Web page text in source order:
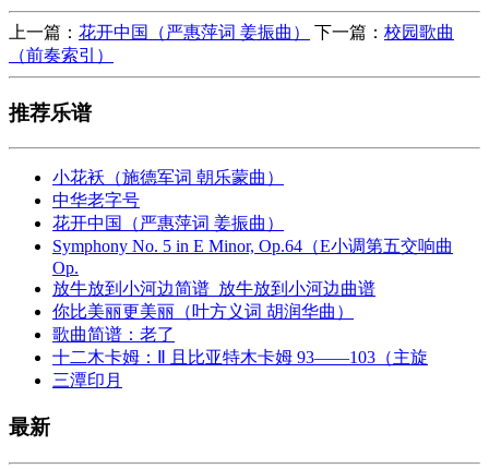
上一篇： 花开中国（严惠萍词 姜振曲） 下一篇： 校园歌曲
（前奏索引）
推荐乐谱
小花袄（施德军词 朝乐蒙曲）
中华老字号
花开中国（严惠萍词 姜振曲）
Symphony No. 5 in E Minor, Op.64（E小调第五交响曲
Op.
放牛放到小河边简谱_放牛放到小河边曲谱
你比美丽更美丽（叶方义词 胡润华曲）
歌曲简谱：老了
十二木卡姆：Ⅱ 且比亚特木卡姆 93——103（主旋
三潭印月
最新